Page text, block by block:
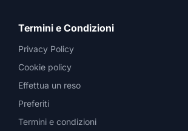
Termini e Condizioni
Privacy Policy
Cookie policy
Effettua un reso
Preferiti
Termini e condizioni